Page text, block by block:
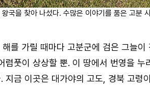
국을 찾아 나섰다. 수많은 이야기를 품은 고분
를 가릴 때마다 고분군에 검은 그늘
풋이 상상할 뿐. 이 땅에서 번영을
금 이곳은 대가야의 고도, 경북 고령